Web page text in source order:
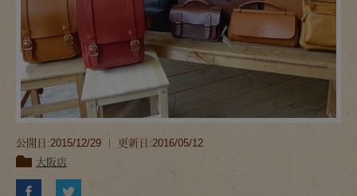
公開日:2015/12/29 ｜ 更新日:2016/05/12
大阪店